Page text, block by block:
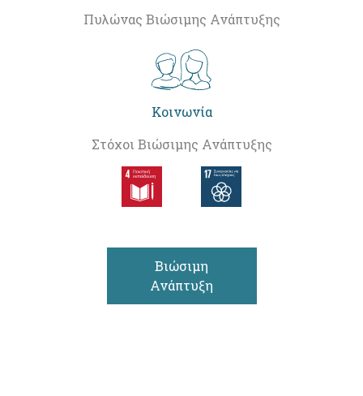
Πυλώνας Βιώσιμης Ανάπτυξης
Κοινωνία
Στόχοι Βιώσιμης Ανάπτυξης
Βιώσιμη
Ανάπτυξη